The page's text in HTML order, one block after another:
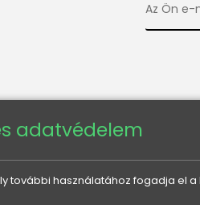
adatvédelem
további használatához fogadja el